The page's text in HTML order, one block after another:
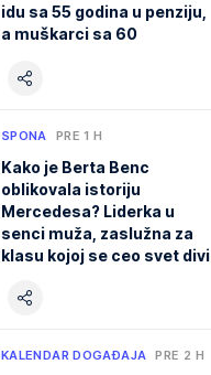
idu sa 55 godina u penziju,
a muškarci sa 60
SPONA PRE 1 H
Kako je Berta Benc
oblikovala istoriju
Mercedesa? Liderka u
senci muža, zaslužna za
klasu kojoj se ceo svet divi
KALENDAR DOGAĐAJA PRE 2 H